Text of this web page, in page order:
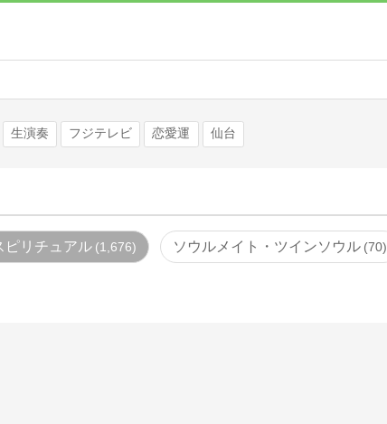
生演奏 フジテレビ 恋愛運 仙台
ピリチュアル 1,676 ソウルメイト・ツインソウル 70